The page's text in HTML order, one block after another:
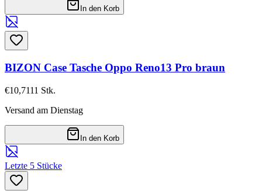
In den Korb
BIZON Case Tasche Oppo Reno13 Pro braun
€10,7111 Stk.
Versand am Dienstag
In den Korb
Letzte 5 Stücke